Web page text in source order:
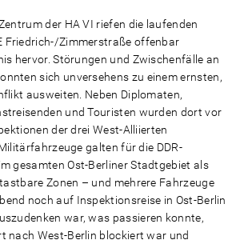
der HA VI riefen die laufenden
Friedrich-/Zimmerstraße offenbar
hervor. Störungen und Zwischenfälle an
sich unversehens zu einem ernsten,
ausweiten. Neben Diplomaten,
und Touristen wurden dort vor
der drei West-Alliierten
galten für die DDR-
gesamten Ost-Berliner Stadtgebiet als
Zonen – und mehrere Fahrzeuge
noch auf Inspektionsreise in Ost-Berlin
war, was passieren konnte,
nach West-Berlin blockiert war und